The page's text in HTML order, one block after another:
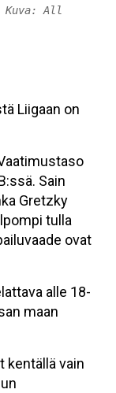
Kuva: All
Liigaan on
Sain
Gretzky
tulla
ovat
alle 18-
maan
kentällä vain